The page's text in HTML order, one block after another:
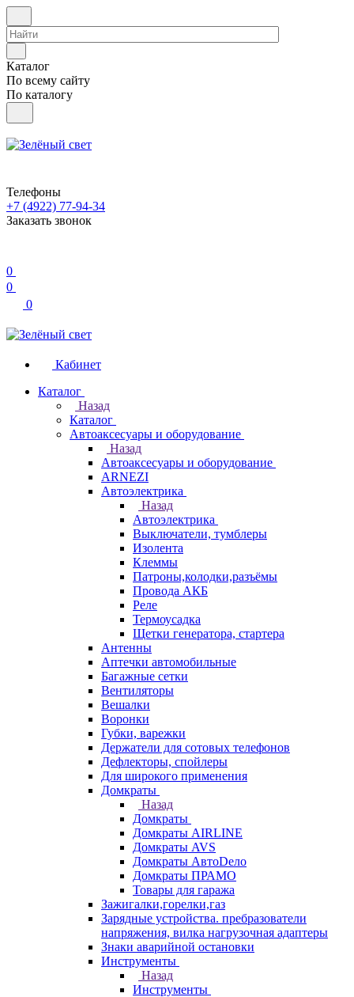
Каталог
По всему сайту
По каталогу
Телефоны
+7 (4922) 77-94-34
Заказать звонок
0
0
0
Кабинет
Каталог
Назад
Каталог
Автоаксесуары и оборудование
Назад
Автоаксесуары и оборудование
ARNEZI
Автоэлектрика
Назад
Автоэлектрика
Выключатели, тумблеры
Изолента
Клеммы
Патроны,колодки,разъёмы
Провода АКБ
Реле
Термоусадка
Щетки генератора, стартера
Антенны
Аптечки автомобильные
Багажные сетки
Вентиляторы
Вешалки
Воронки
Губки, варежки
Держатели для сотовых телефонов
Дефлекторы, спойлеры
Для широкого применения
Домкраты
Назад
Домкраты
Домкраты AIRLINE
Домкраты AVS
Домкраты АвтоDело
Домкраты ПРАМО
Товары для гаража
Зажигалки,горелки,газ
Зарядные устройства. пребразователи
напряжения, вилка нагрузочная адаптеры
Знаки аварийной остановки
Инструменты
Назад
Инструменты